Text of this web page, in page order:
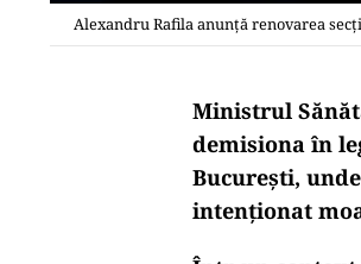
Alexandru Rafila anunță renovarea
Ministrul
demisiona în
București,
intenționat